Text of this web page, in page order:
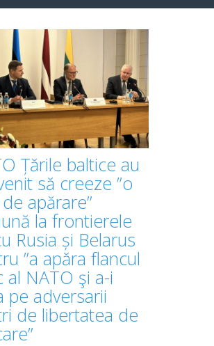
Țările baltice au
să creeze ”o
apărare”
la frontierele
Rusia și Belarus
”a apăra flancul
al NATO şi a-i
pe adversarii
de libertatea de